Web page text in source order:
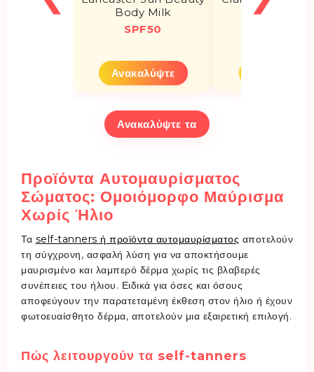
Body Milk
SPF50
Ανακαλύψτε
Ανακαλύψτε τα
Προϊόντα Αυτομαυρίσματος
Σώματος: Ομοιόμορφο Μαύρισμα
Χωρίς Ήλιο
Τα self-tanners ή προϊόντα αυτομαυρίσματος αποτελούν
τη σύγχρονη, ασφαλή λύση για να αποκτήσουμε
μαυρισμένο και λαμπερό δέρμα χωρίς τις βλαβερές
συνέπειες του ήλιου. Ειδικά για όσες και όσους
αποφεύγουν την παρατεταμένη έκθεση στον ήλιο ή έχουν
φωτοευαίσθητο δέρμα, αποτελούν μια εξαιρετική επιλογή.
Πώς λειτουργούν τα self-tanners